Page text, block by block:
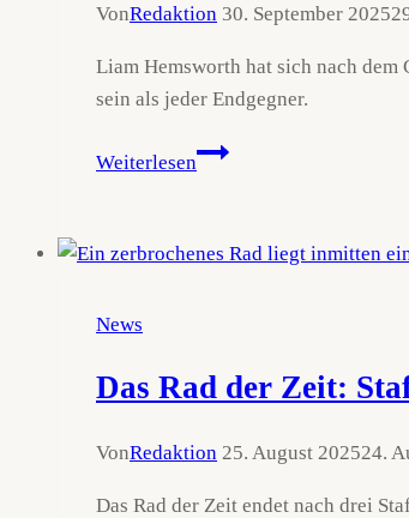
VonRedaktion 30. September 2025
Liam Hemsworth hat sich nach
sein als jeder Endgegner.
Weiterlesen
The
Internet:
sich
selbst
den
News
Das Rad der Zeit:
VonRedaktion 25. August 202524.
Das Rad der Zeit endet nach drei